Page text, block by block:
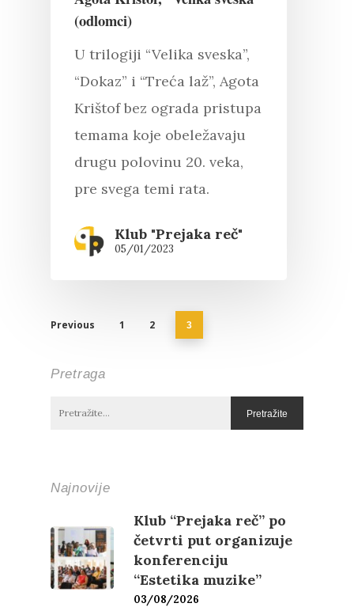
(odlomci)
U trilogiji “Velika sveska”,
“Dokaz” i “Treća laž”, Agota
Krištof bez ograda pristupa
temama koje obeležavaju
drugu polovinu 20. veka,
pre svega temi rata.
Klub "Prejaka reč"
05/01/2023
Previous 1 2 3
Pretraga
Najnovije
Klub “Prejaka reč” po
četvrti put organizuje
konferenciju
“Estetika muzike”
03/08/2026
Skup “Estetika
Kontakt